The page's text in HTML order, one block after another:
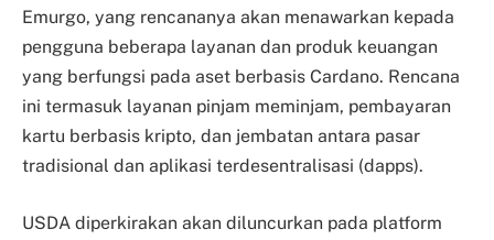
Emurgo, yang rencananya akan menawarkan kepada
pengguna beberapa layanan dan produk keuangan
yang berfungsi pada aset berbasis Cardano. Rencana
ini termasuk layanan pinjam meminjam, pembayaran
kartu berbasis kripto, dan jembatan antara pasar
tradisional dan aplikasi terdesentralisasi (dapps).
USDA diperkirakan akan diluncurkan pada platform